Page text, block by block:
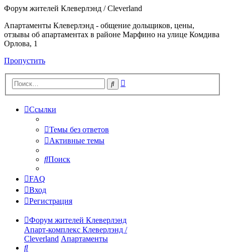
Форум жителей Клеверлэнд / Cleverland
Апартаменты Клеверлэнд - общение дольщиков, цены,
отзывы об апартаментах в районе Марфино на улице Комдива
Орлова, 1
Пропустить
Поиск
Ссылки
Темы без ответов
Активные темы
Поиск
FAQ
Вход
Регистрация
Форум жителей Клеверлэнд
Апарт-комплекс Клеверлэнд /
Cleverland Апартаменты
Поиск